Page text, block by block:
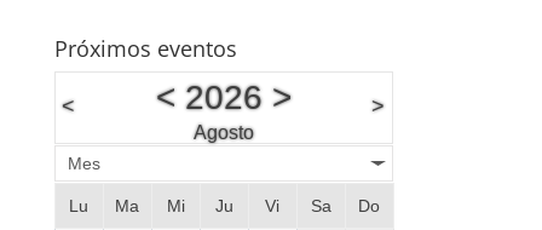
Próximos eventos
< < 2026>
Agosto
>
Mes
Lu Ma Mi Ju Vi Sa Do